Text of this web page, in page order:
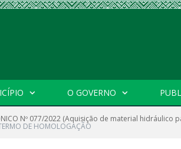
O GOVERNO
Nº 077/2022 (Aquisição de material
DE HOMOLOGAÇÃO